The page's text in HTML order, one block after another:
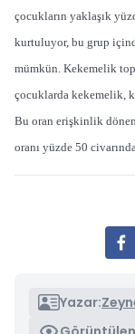
çocukların yaklaşık
kurtuluyor, bu grup
mümkün. Kekemelik
çocuklarda kekemelik,
Bu oran erişkinlik
oranı yüzde 50
Yazar: